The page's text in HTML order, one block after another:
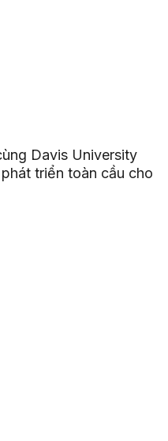
Davis University
triển toàn cầu cho